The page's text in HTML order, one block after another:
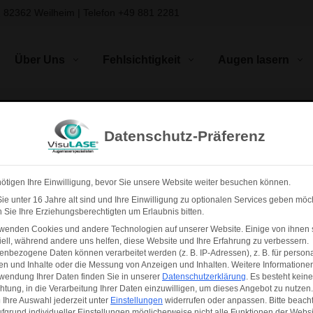
für Ihre
Infoabend!
Sie noch Fragen? Dann können Sie uns gerne
Telefon:0881-2281
E-mail:fehlsichtig@gmx.de
TREFFEN SIE UNS PERSÖNLICH ×
Datenschutz-Präferenz
Ihre Einwilligung, bevor Sie unsere Website weiter besuchen können.
unter 16 Jahre alt sind und Ihre Einwilligung zu optionalen Services geben
Sie Ihre Erziehungsberechtigten um Erlaubnis bitten.
Cookies und andere Technologien auf unserer Website. Einige von ihnen
während andere uns helfen, diese Website und Ihre Erfahrung zu verbessern.
Daten können verarbeitet werden (z. B. IP-Adressen), z. B. für
und Inhalte oder die Messung von Anzeigen und Inhalten. Weitere
Ihrer Daten finden Sie in unserer Datenschutzerklärung Es besteht keine
in die Verarbeitung Ihrer Daten einzuwilligen, um dieses Angebot zu nutzen.
Ihre Auswahl jederzeit unter Einstellungen widerrufen oder anpassen. Bitte